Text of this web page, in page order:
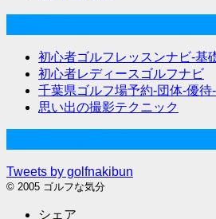
初心者ゴルフレッスンナビ-基
初心者レディースゴルフナビ
千葉県ゴルフ場予約-団体-優待-
思い出の撮影テクニック
Tweets by golfnakibun
© 2005 ゴルフな気分
シェア